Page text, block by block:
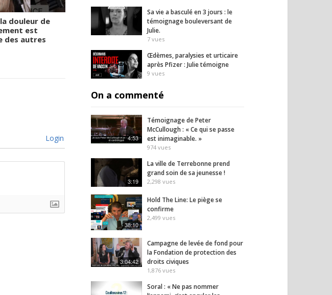
douleur de
est
des autres
Le régime chinois s’en
prend aux riches :
fortunes bloquées,
sorties interdites
vues
Accoucher, c’est traverser
Login
Sa vie a basculé en 3 jours : le
témoignage bouleversant de
Julie.
7 vues
Œdèmes, paralysies et urticaire
après Pfizer : Julie témoigne
9 vues
On a commenté
4:53
Témoignage de Peter
McCullough : « Ce qui se passe
est inimaginable. »
974 vues
3:19
La ville de Terrebonne prend
grand soin de sa jeunesse !
2,298 vues
38:10
Hold The Line: Le piège se
confirme
2,499 vues
3:04:42
Campagne de levée de fond pour
la Fondation de protection des
droits civiques
1,876 vues
Soral : « Ne pas nommer